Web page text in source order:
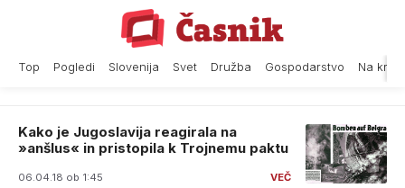
Top Pogledi Slovenija Svet Družba Gospodarstvo Na
Kako je Jugoslavija reagirala na
»anšlus« in pristopila k Trojnemu paktu
06.04.18 ob 1:45